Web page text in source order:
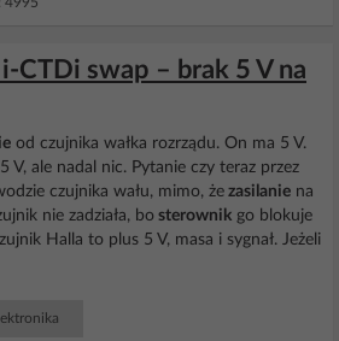
CTDi swap – brak 5 V na
od czujnika wałka rozrządu. On ma 5 V.
V, ale nadal nic. Pytanie czy teraz przez
czujnika wału, mimo, że zasilanie na
nie zadziała, bo sterownik go blokuje
Halla to plus 5 V, masa i sygnał. Jeżeli